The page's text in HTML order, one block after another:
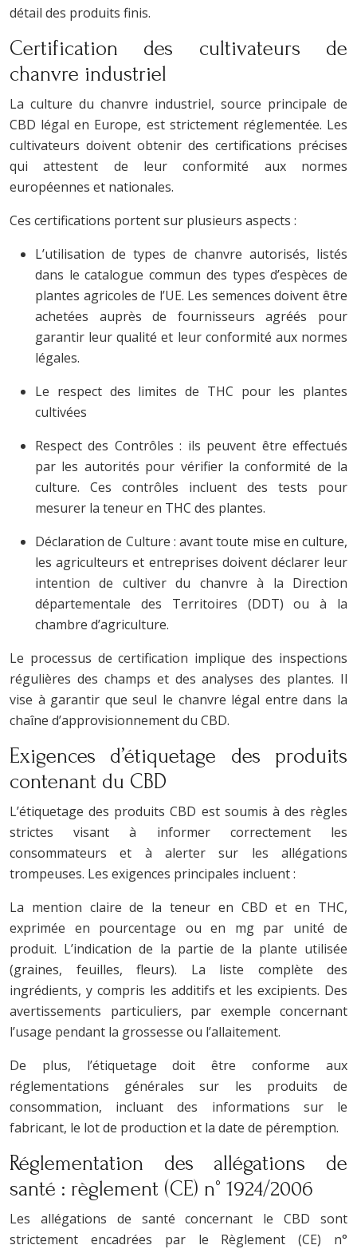
détail des produits finis.
Certification des cultivateurs de
chanvre industriel
La culture du chanvre industriel, source principale de
CBD légal en Europe, est strictement réglementée. Les
cultivateurs doivent obtenir des certifications précises
qui attestent de leur conformité aux normes
européennes et nationales.
Ces certifications portent sur plusieurs aspects :
L’utilisation de types de chanvre autorisés, listés
dans le catalogue commun des types d’espèces de
plantes agricoles de l’UE. Les semences doivent être
achetées auprès de fournisseurs agréés pour
garantir leur qualité et leur conformité aux normes
légales.
Le respect des limites de THC pour les plantes
cultivées
Respect des Contrôles : ils peuvent être effectués
par les autorités pour vérifier la conformité de la
culture. Ces contrôles incluent des tests pour
mesurer la teneur en THC des plantes.
Déclaration de Culture : avant toute mise en culture,
les agriculteurs et entreprises doivent déclarer leur
intention de cultiver du chanvre à la Direction
départementale des Territoires (DDT) ou à la
chambre d’agriculture.
Le processus de certification implique des inspections
régulières des champs et des analyses des plantes. Il
vise à garantir que seul le chanvre légal entre dans la
chaîne d’approvisionnement du CBD.
Exigences d’étiquetage des produits
contenant du CBD
L’étiquetage des produits CBD est soumis à des règles
strictes visant à informer correctement les
consommateurs et à alerter sur les allégations
trompeuses. Les exigences principales incluent :
La mention claire de la teneur en CBD et en THC,
exprimée en pourcentage ou en mg par unité de
produit. L’indication de la partie de la plante utilisée
(graines, feuilles, fleurs). La liste complète des
ingrédients, y compris les additifs et les excipients. Des
avertissements particuliers, par exemple concernant
l’usage pendant la grossesse ou l’allaitement.
De plus, l’étiquetage doit être conforme aux
réglementations générales sur les produits de
consommation, incluant des informations sur le
fabricant, le lot de production et la date de péremption.
Réglementation des allégations de
santé : règlement (CE) n° 1924/2006
Les allégations de santé concernant le CBD sont
strictement encadrées par le Règlement (CE) n°